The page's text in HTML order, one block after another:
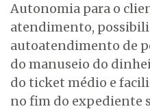
Autonomia para o
atendimento,
autoatendimento de
do manuseio do
do ticket médio e
no fim do expediente